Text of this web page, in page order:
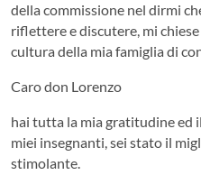
della commissione nel dirmi
riflettere e discutere, mi
cultura della mia famiglia di
Caro don Lorenzo
hai tutta la mia gratitudine ed
miei insegnanti, sei stato il
stimolante.